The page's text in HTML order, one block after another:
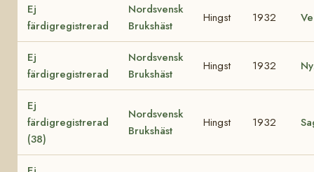
Ej
färdigregistrerad
Nordsvensk
Brukshäst
Hingst 1932
Ej
färdigregistrerad
Nordsvensk
Brukshäst
Hingst 1932
Ej
färdigregistrerad
(38)
Nordsvensk
Brukshäst
Hingst 1932